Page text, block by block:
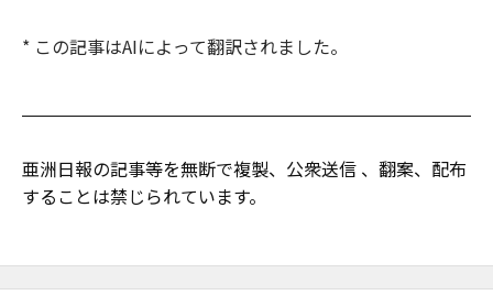
* この記事はAIによって翻訳されました。
亜洲日報の記事等を無断で複製、公衆送信 、翻案、配布
することは禁じられています。